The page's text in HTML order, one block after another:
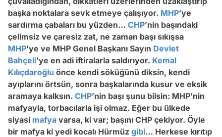
başka noktalara sevk etmeye çalışıyor. MHP’ye
sardırma çabaları bu yüzden… CHP’nin başındaki
çelimsiz ve çaresiz zat, ne zaman başı sıkışsa
MHP’ye ve MHP Genel Başkanı Sayın Devlet
Bahçeli’ye en adi iftiralarla saldırıyor. Kemal
Kılıçdaroğlu önce kendi söküğünü diksin, kendi
ayıplarını örtsün, sonra başkalarında kusur ve eksik
aramaya kalksın. CHP’nin başı şunu bilsin: MHP’nin
mafyayla, torbacılarla işi olmaz. Eğer bu ülkede
siyasi mafya varsa, ki var; başını CHP çekiyor. Öyle
bir mafya ki yedi kocalı Hürmüz gibi… Herkese kırıtıp